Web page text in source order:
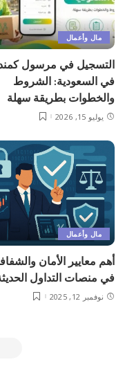
مال وأعمال
التسجيل في مرسول
في السعودية: الشروط
والخطوات بطريقة سهلة
يوليو 15, 2026
مال وأعمال
أهم معايير الأمان
في منصات التداول
نوفمبر 12, 2025